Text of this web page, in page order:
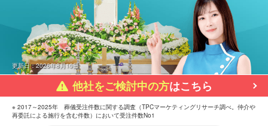
更新日：2026年8月10日
他社をご検討中の方はこちら
※ 2017～2025年 葬儀受注件数に関する調査（TPCマーケティングリサーチ調べ。仲介や
再委託による施行を含む件数）において受注件数No1